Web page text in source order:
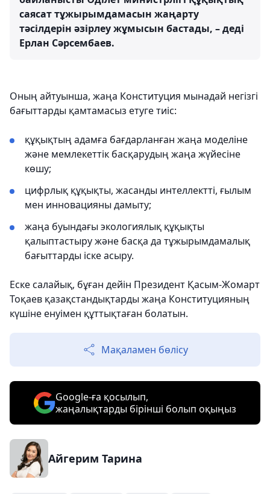
саясат тұжырымдамасын жаңарту
тәсілдерін әзірлеу жұмысын бастады, – деді
Ерлан Сәрсембаев.
Оның айтуынша, жаңа Конституция мынадай негізгі
бағыттарды қамтамасыз етуге тиіс:
құқықтың адамға бағдарланған жаңа моделіне
және мемлекеттік басқарудың жаңа жүйесіне
көшу;
цифрлық құқықты, жасанды интеллектті, ғылым
мен инновацияны дамыту;
жаңа буындағы экологиялық құқықты
қалыптастыру және басқа да тұжырымдамалық
бағыттарды іске асыру.
Еске салайық, бұған дейін Президент Қасым-Жомарт
Тоқаев қазақстандықтарды жаңа Конституцияның
күшіне енуімен құттықтаған болатын.
Мақаламен бөлісу
Google-ға қосылып,
жаңалықтарды бірінші болып оқыңыз
Айгерим Тарина